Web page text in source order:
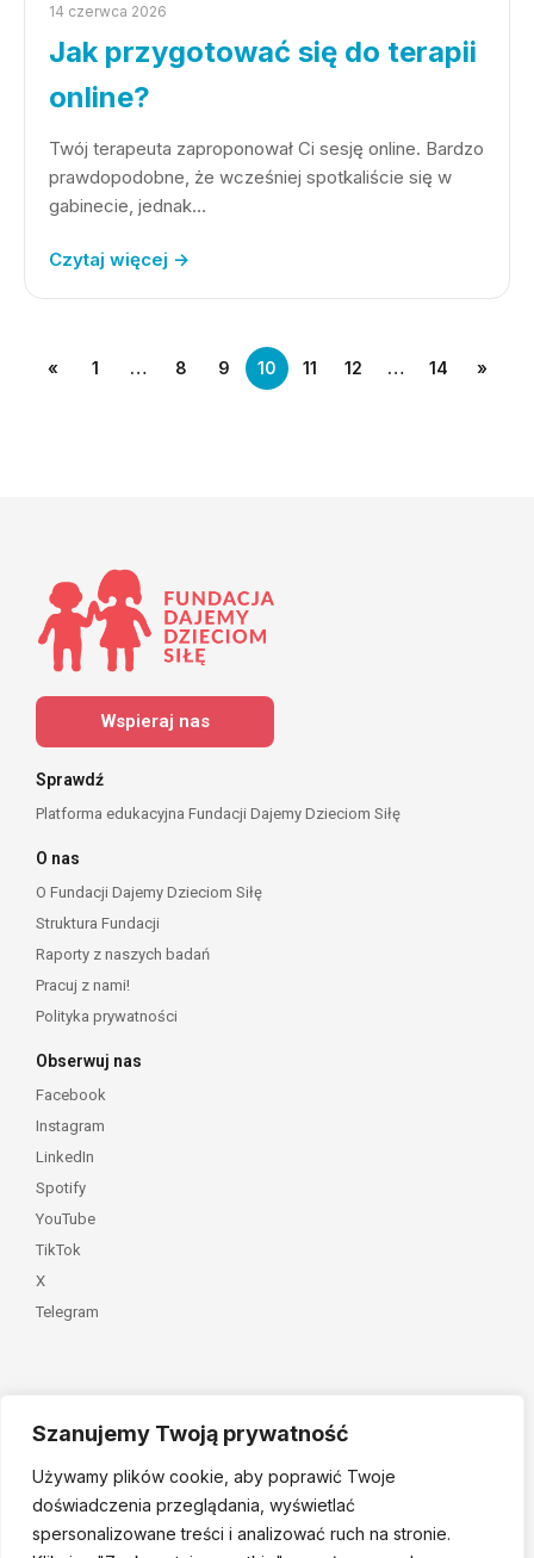
Szanujemy Twoją prywatność
Używamy plików cookie, aby poprawić Twoje
doświadczenia przeglądania, wyświetlać
spersonalizowane treści i analizować ruch na stronie.
14 czerwca 2026
Jak przygotować się do terapii
online?
Twój terapeuta zaproponował Ci sesję online. Bardzo
prawdopodobne, że wcześniej spotkaliście się w
gabinecie, jednak…
Czytaj więcej →
« 1 … 8 9 10 11 12 … 14 »
Wspieraj nas
Sprawdź
Platforma edukacyjna Fundacji Dajemy Dzieciom Siłę
O nas
O Fundacji Dajemy Dzieciom Siłę
Struktura Fundacji
Raporty z naszych badań
Pracuj z nami!
Polityka prywatności
Obserwuj nas
Facebook
Instagram
LinkedIn
Spotify
YouTube
TikTok
X
Telegram
Należymy do